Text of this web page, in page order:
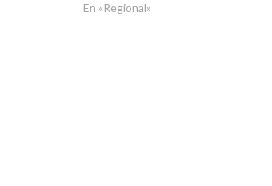
En «Regional»